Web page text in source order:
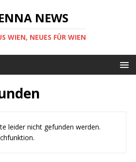
NEWS
WIEN, NEUES FÜR WIEN
leider nicht gefunden werden.